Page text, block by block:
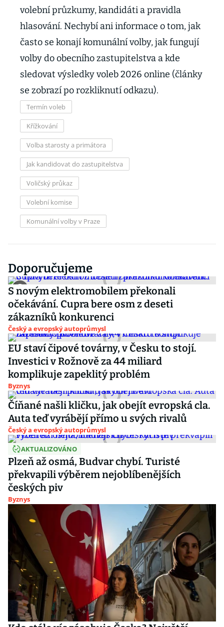
volební průzkumy, kandidáti a pravidla
hlasování. Nechybí ani informace o tom, jak
často se konají komunální volby, jak fungují
volby do obecního zastupitelstva a kde
sledovat výsledky voleb 2026 online (články
se zobrazí po rozkliknutí odkazu).
Termín voleb
Křížkování
Volba starosty a primátora
Jak kandidovat do zastupitelstva
Voličský průkaz
Volební komise
Komunální volby v Praze
Doporučujeme
S novým elektromobilem překonali
očekávání. Cupra bere osm z deseti
zákazníků konkurenci
Český a evropský autoprůmysl
EU staví čipové továrny, v Česku to stojí.
Investici v Rožnově za 44 miliard
komplikuje zapeklitý problém
Byznys
Číňané našli kličku, jak obejít evropská cla.
Auta teď vyrábějí přímo u svých rivalů
Český a evropský autoprůmysl
AKTUALIZOVÁNO
Plzeň až osmá, Budvar chybí. Turisté
překvapili výběrem nejoblíbenějších
českých piv
Byznys